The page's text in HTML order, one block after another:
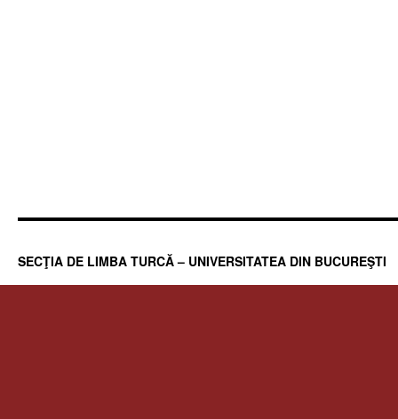
SECŢIA DE LIMBA TURCĂ – UNIVERSITATEA DIN BUCUREŞTI